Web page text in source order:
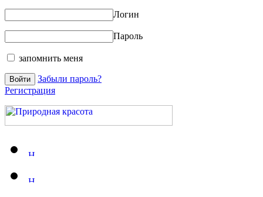
Логин
Пароль
запомнить меня
Забыли пароль?
Регистрация